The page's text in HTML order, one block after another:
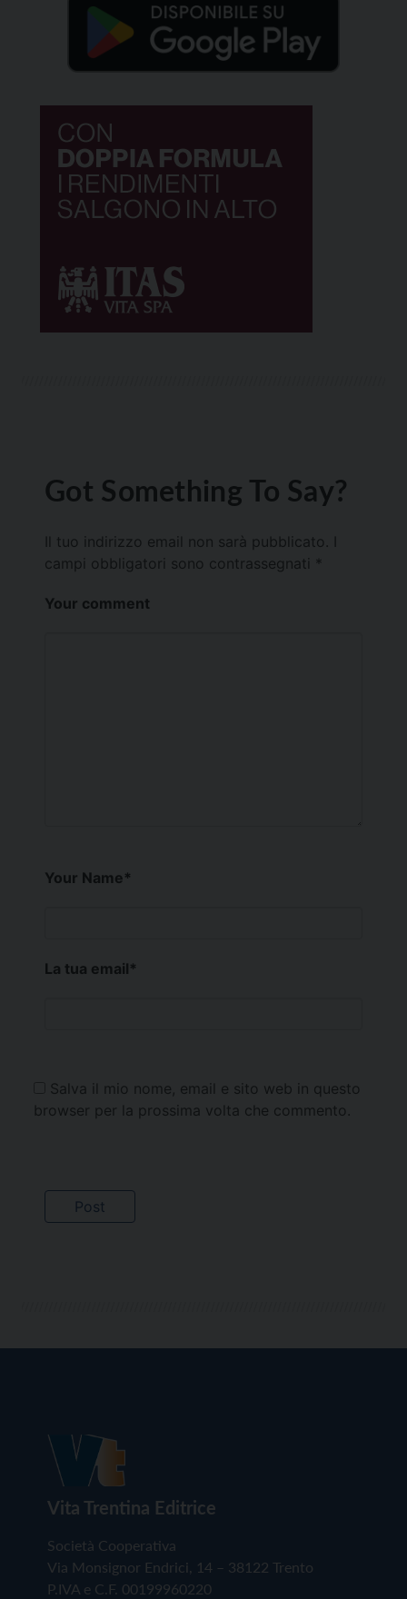
Got Something To Say?
Il tuo indirizzo email non sarà pubblicato.
campi obbligatori sono contrassegnati *
Your comment
Your Name*
La tua email*
Salva il mio nome, email e sito web in questo
browser per la prossima volta che commento.
Vita Trentina Editrice
Società Cooperativa
Via Monsignor Endrici, 14 – 38122 Trento
P.IVA e C.F. 00199960220